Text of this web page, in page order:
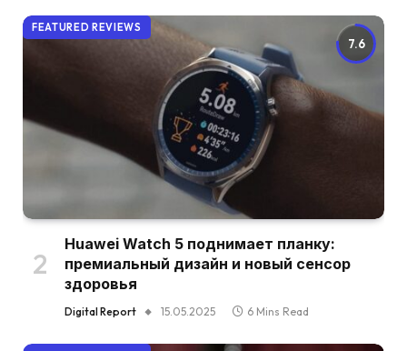
7.6
FEATURED REVIEWS
Huawei Watch 5 поднимает планку:
премиальный дизайн и новый сенсор
здоровья
Digital Report 15.05.2025 6 Mins Read